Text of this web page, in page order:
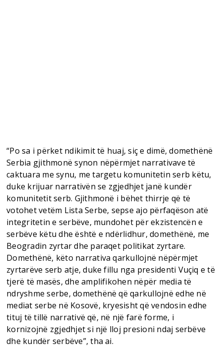
“Po sa i përket ndikimit të huaj, siç e dimë, domethënë
Serbia gjithmonë synon nëpërmjet narrativave të
caktuara me synu, me targetu komunitetin serb këtu,
duke krijuar narrativën se zgjedhjet janë kundër
komunitetit serb. Gjithmonë i bëhet thirrje që të
votohet vetëm Lista Serbe, sepse ajo përfaqëson atë
integritetin e serbëve, mundohet për ekzistencën e
serbëve këtu dhe është e ndërlidhur, domethënë, me
Beogradin zyrtar dhe paraqet politikat zyrtare.
Domethënë, këto narrativa qarkullojnë nëpërmjet
zyrtarëve serb atje, duke fillu nga presidenti Vuçiq e të
tjerë të masës, dhe amplifikohen nëpër media të
ndryshme serbe, domethënë që qarkullojnë edhe në
mediat serbe në Kosovë, kryesisht që vendosin edhe
tituj të tillë narrativë që, në një farë forme, i
kornizojnë zgjedhjet si një lloj presioni ndaj serbëve
dhe kundër serbëve”, tha ai.